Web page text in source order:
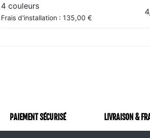
4 couleurs
Frais d'installation : 135,00 €
PAIEMENT SÉCURISÉ LIVRAISON &